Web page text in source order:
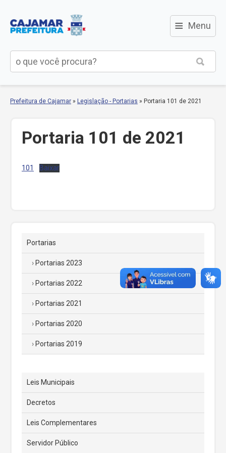
≡ Menu
Prefeitura de Cajamar » Legislação - Portarias » Portaria 101 de 2021
Portaria 101 de 2021
101 Baixar
Portarias
Portarias 2023
Portarias 2022
Portarias 2021
Portarias 2020
Portarias 2019
Leis Municipais
Decretos
Leis Complementares
Servidor Público